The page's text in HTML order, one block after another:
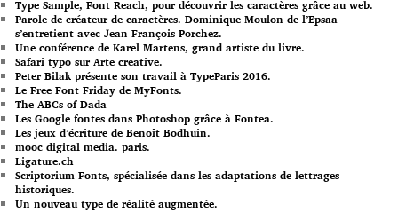
Type Sample, Font Reach, pour découvrir les caractères grâce au web.
Parole de créateur de caractères. Dominique Moulon de l’Epsaa
s’entretient avec Jean François Porchez.
Une conférence de Karel Martens, grand artiste du livre.
Safari typo sur Arte creative.
Peter Bilak présente son travail à TypeParis 2016.
Le Free Font Friday de MyFonts.
The ABCs of Dada
Les Google fontes dans Photoshop grâce à Fontea.
Les jeux d’écriture de Benoît Bodhuin.
mooc digital media. paris.
Ligature.ch
Scriptorium Fonts, spécialisée dans les adaptations de lettrages
historiques.
Un nouveau type de réalité augmentée.